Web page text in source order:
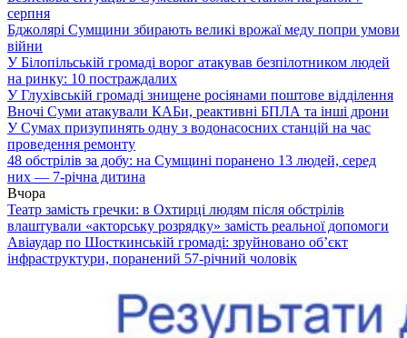
серпня
Бджолярі Сумщини збирають великі врожаї меду попри умови
війни
У Білопільській громаді ворог атакував безпілотником людей
на ринку: 10 постраждалих
У Глухівській громаді знищене росіянами поштове відділення
Вночі Суми атакували КАБи, реактивні БПЛА та інші дрони
У Сумах призупинять одну з водонасосних станцій на час
проведення ремонту
48 обстрілів за добу: на Сумщині поранено 13 людей, серед
них — 7-річна дитина
Вчора
Театр замість гречки: в Охтирці людям після обстрілів
влаштували «акторську розрядку» замість реальної допомоги
Авіаудар по Шосткинській громаді: зруйновано об’єкт
інфраструктури, поранений 57-річний чоловік